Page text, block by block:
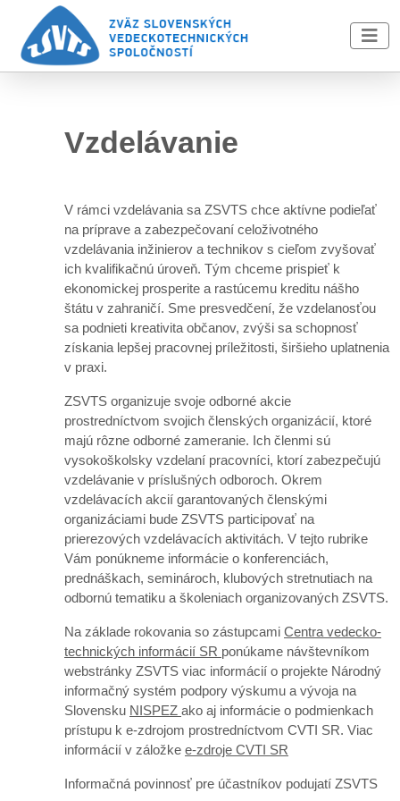
Skip to main content
Vzdelávanie
V rámci vzdelávania sa ZSVTS chce aktívne podieľať
na príprave a zabezpečovaní celoživotného
vzdelávania inžinierov a technikov s cieľom zvyšovať
ich kvalifikačnú úroveň. Tým chceme prispieť k
ekonomickej prosperite a rastúcemu kreditu nášho
štátu v zahraničí. Sme presvedčení, že vzdelanosťou
sa podnieti kreativita občanov, zvýši sa schopnosť
získania lepšej pracovnej príležitosti, širšieho uplatnenia
v praxi.
ZSVTS organizuje svoje odborné akcie
prostredníctvom svojich členských organizácií, ktoré
majú rôzne odborné zameranie. Ich členmi sú
vysokoškolsky vzdelaní pracovníci, ktorí zabezpečujú
vzdelávanie v príslušných odboroch. Okrem
vzdelávacích akcií garantovaných členskými
organizáciami bude ZSVTS participovať na
prierezových vzdelávacích aktivitách. V tejto rubrike
Vám ponúkneme informácie o konferenciách,
prednáškach, seminároch, klubových stretnutiach na
odbornú tematiku a školeniach organizovaných ZSVTS.
Na základe rokovania so zástupcami Centra vedecko-
technických informácií SR ponúkame návštevníkom
webstránky ZSVTS viac informácií o projekte Národný
informačný systém podpory výskumu a vývoja na
Slovensku NISPEZ ako aj informácie o podmienkach
prístupu k e-zdrojom prostredníctvom CVTI SR. Viac
informácií v záložke e-zdroje CVTI SR
Informačná povinnosť pre účastníkov podujatí ZSVTS